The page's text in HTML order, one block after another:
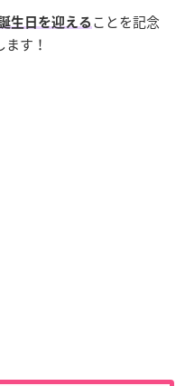
生日を迎える ことを記念
す！